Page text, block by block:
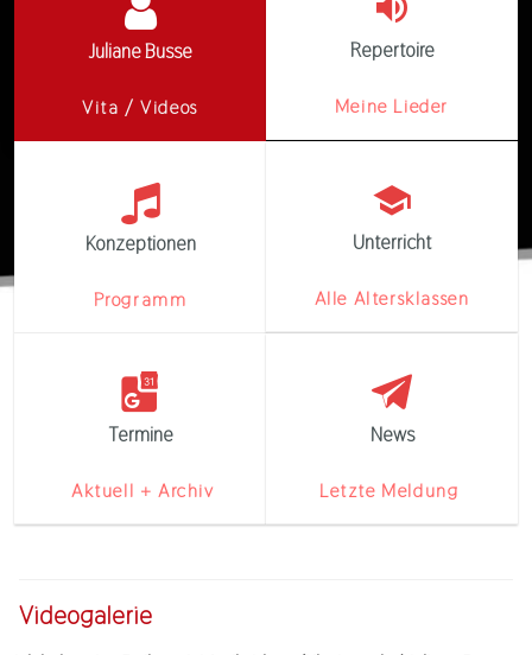
Juliane Busse
Vita / Videos
Repertoire
Meine Lieder
Konzeptionen
Programm
Unterricht
Alle Altersklassen
Termine
Aktuell + Archiv
News
Letzte Meldung
Videogalerie